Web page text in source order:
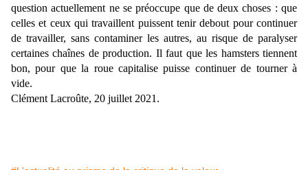
question actuellement ne se préoccupe que de deux choses : que
celles et ceux qui travaillent puissent tenir debout pour continuer
de travailler, sans contaminer les autres, au risque de paralyser
certaines chaînes de production. Il faut que les hamsters tiennent
bon, pour que la roue capitalise puisse continuer de tourner à
vide.
Clément Lacroûte, 20 juillet 2021.